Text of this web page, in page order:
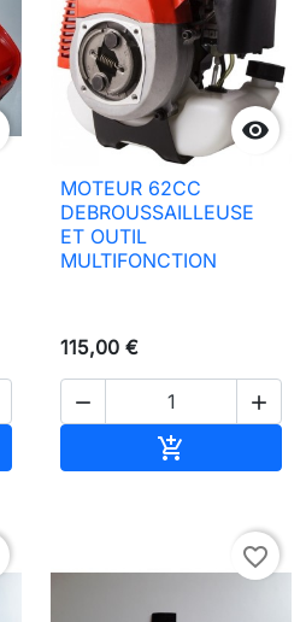

MOTEUR 62CC
DEBROUSSAILLEUSE
ET OUTIL
MULTIFONCTION
115,00 €
 

favorite_border